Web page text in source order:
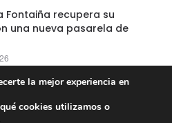
Fontaiña recupera su
una nueva pasarela de
la mejor experiencia en
cookies utilizamos o